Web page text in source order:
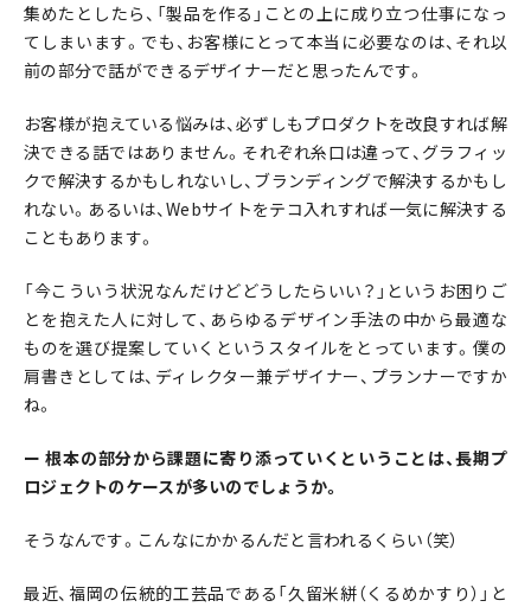
集めたとしたら、「製品を作る」ことの上に成り立つ仕事になっ
てしまいます。でも、お客様にとって本当に必要なのは、それ以
前の部分で話ができるデザイナーだと思ったんです。
お客様が抱えている悩みは、必ずしもプロダクトを改良すれば解
決できる話ではありません。それぞれ糸口は違って、グラフィッ
クで解決するかもしれないし、ブランディングで解決するかもし
れない。あるいは、Webサイトをテコ入れすれば一気に解決する
こともあります。
「今こういう状況なんだけどどうしたらいい？」というお困りご
とを抱えた人に対して、あらゆるデザイン手法の中から最適な
ものを選び提案していくというスタイルをとっています。僕の
肩書きとしては、ディレクター兼デザイナー、プランナーですか
ね。
ー 根本の部分から課題に寄り添っていくということは、長期プ
ロジェクトのケースが多いのでしょうか。
そうなんです。こんなにかかるんだと言われるくらい（笑）
最近、福岡の伝統的工芸品である「久留米絣（くるめかすり）」と